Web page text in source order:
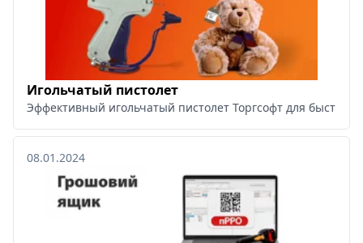
Игольчатый пистолет
Эффективный игольчатый пистолет Торгсофт для
08.01.2024